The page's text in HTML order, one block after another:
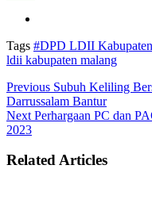
Tags #DPD LDII
ldii kabupaten malang
Previous Subuh Keliling
Darrussalam Bantur
Next Perhargaan PC dan
2023
Related Articles